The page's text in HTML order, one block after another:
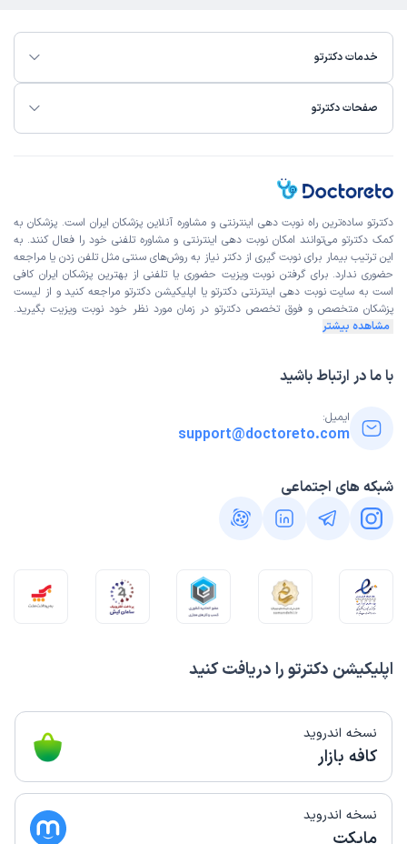
خدمات دکترتو
صفحات دکترتو
اپلیکیشن دکترتو را دریافت کنید
نسخه اندروید
کافه بازار
نسخه اندروید
مایکت
دکترتو ساده‌ترین راه نوبت‌ دهی اینترنتی و مشاوره آنلاین پزشکان ایران است. پزشکان به
کمک دکترتو می‌توانند امکان نوبت دهی اینترنتی و مشاوره تلفنی خود را فعال کنند. به
این ترتیب بیمار برای نوبت گیری از دکتر نیاز به روش‌های سنتی مثل تلفن زدن یا مراجعه
حضوری ندارد. برای گرفتن نوبت ویزیت حضوری یا تلفنی از بهترین پزشکان ایران کافی
است به سایت نوبت دهی اینترنتی دکترتو یا اپلیکیشن دکترتو مراجعه کنید و از لیست
پزشکان متخصص و فوق تخصص دکترتو در زمان مورد نظر خود نوبت ویزیت بگیرید.
مشاهده بیشتر
با ما در ارتباط باشید
ایمیل:
support@doctoreto.com
شبکه های اجتماعی